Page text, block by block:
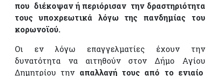
που διέκοψαν ή περιόρισαν την δραστηριότητα
τους υποχρεωτικά λόγω της πανδημίας του
κορωνοϊού.
Οι εν λόγω επαγγελματίες έχουν την
δυνατότητα να αιτηθούν στον Δήμο Αγίου
Δημητρίου την απαλλαγή τους από το ενιαίο